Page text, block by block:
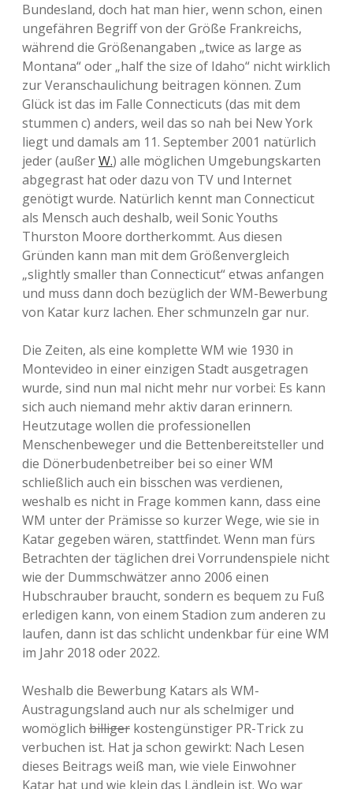
Bundesland, doch hat man hier, wenn schon, einen
ungefähren Begriff von der Größe Frankreichs,
während die Größenangaben „twice as large as
Montana“ oder „half the size of Idaho“ nicht wirklich
zur Veranschaulichung beitragen können. Zum
Glück ist das im Falle Connecticuts (das mit dem
stummen c) anders, weil das so nah bei New York
liegt und damals am 11. September 2001 natürlich
jeder (außerW.) alle möglichen Umgebungskarten
abgegrast hat oder dazu von TV und Internet
genötigt wurde. Natürlich kennt man Connecticut
als Mensch auch deshalb, weil Sonic Youths
Thurston Moore dortherkommt. Aus diesen
Gründen kann man mit dem Größenvergleich
„slightly smaller than Connecticut“ etwas anfangen
und muss dann doch bezüglich der WM-Bewerbung
von Katar kurz lachen. Eher schmunzeln gar nur.
Die Zeiten, als eine komplette WM wie 1930 in
Montevideo in einer einzigen Stadt ausgetragen
wurde, sind nun mal nicht mehr nur vorbei: Es kann
sich auch niemand mehr aktiv daran erinnern.
Heutzutage wollen die professionellen
Menschenbeweger und die Bettenbereitsteller und
die Dönerbudenbetreiber bei so einer WM
schließlich auch ein bisschen was verdienen,
weshalb es nicht in Frage kommen kann, dass eine
WM unter der Prämisse so kurzer Wege, wie sie in
Katar gegeben wären, stattfindet. Wenn man fürs
Betrachten der täglichen drei Vorrundenspiele nicht
wie der Dummschwätzer anno 2006 einen
Hubschrauber braucht, sondern es bequem zu Fuß
erledigen kann, von einem Stadion zum anderen zu
laufen, dann ist das schlicht undenkbar für eine WM
im Jahr 2018 oder 2022.
Weshalb die Bewerbung Katars als WM-
Austragungsland auch nur als schelmiger und
womöglich billiger kostengünstiger PR-Trick zu
verbuchen ist. Hat ja schon gewirkt: Nach Lesen
dieses Beitrags weiß man, wie viele Einwohner
Katar hat und wie klein das Ländlein ist. Wo war